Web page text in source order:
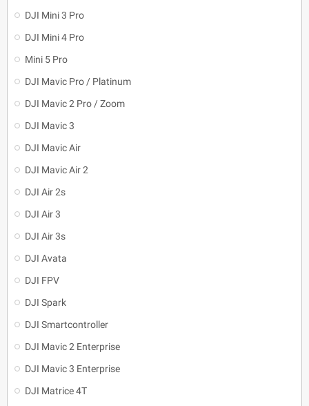
DJI Mini 3 Pro
DJI Mini 4 Pro
Mini 5 Pro
DJI Mavic Pro / Platinum
DJI Mavic 2 Pro / Zoom
DJI Mavic 3
DJI Mavic Air
DJI Mavic Air 2
DJI Air 2s
DJI Air 3
DJI Air 3s
DJI Avata
DJI FPV
DJI Spark
DJI Smartcontroller
DJI Mavic 2 Enterprise
DJI Mavic 3 Enterprise
DJI Matrice 4T